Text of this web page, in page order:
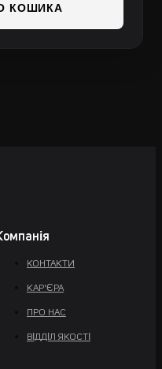
КОШИКА
КОНТАКТИ
КАР'ЄРА
ПРО НАС
ВІДДІЛ ЯКОСТІ